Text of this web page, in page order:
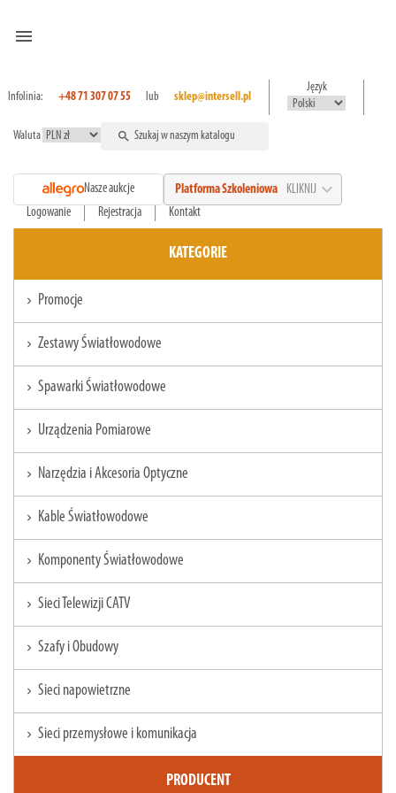
menu
Infolinia: +48 71 307 07 55 lub sklep@intersell.pl
Język
Waluta search
Nasze aukcje Platforma Szkoleniowa KLIKNIJ expand_more
Logowanie Rejestracja Kontakt
KATEGORIE
chevron_right Promocje
chevron_right Zestawy Światłowodowe
chevron_right Spawarki Światłowodowe
chevron_right Urządzenia Pomiarowe
chevron_right Narzędzia i Akcesoria Optyczne
chevron_right Kable Światłowodowe
chevron_right Komponenty Światłowodowe
chevron_right Sieci Telewizji CATV
chevron_right Szafy i Obudowy
chevron_right Sieci napowietrzne
chevron_right Sieci przemysłowe i komunikacja
PRODUCENT